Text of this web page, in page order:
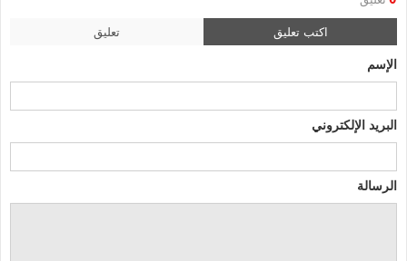
اكتب تعليق تعليق
الإسم
البريد الإلكتروني
الرسالة